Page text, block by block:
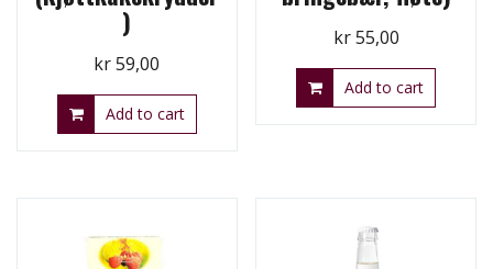
)
kr59,00
Add to cart
kr55,00
Add to cart